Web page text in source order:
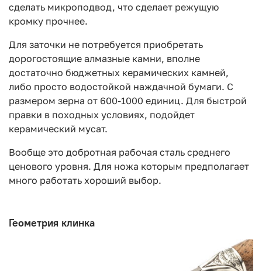
сделать микроподвод, что сделает режущую
кромку прочнее.
Для заточки не потребуется приобретать
дорогостоящие алмазные камни, вполне
достаточно бюджетных керамических камней,
либо просто водостойкой наждачной бумаги. С
размером зерна от 600-1000 единиц. Для быстрой
правки в походных условиях, подойдет
керамический мусат.
Вообще это добротная рабочая сталь среднего
ценового уровня. Для ножа которым предполагает
много работать хороший выбор.
Геометрия клинка